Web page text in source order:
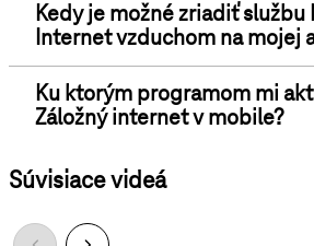
Kedy je možné zriadiť službu
Internet vzduchom na mojej
Ku ktorým programom mi
Záložný internet v mobile?
Súvisiace videá